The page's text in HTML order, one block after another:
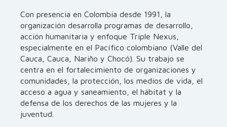
Con presencia en Colombia desde 1991, la
organización desarrolla programas de desarrollo,
acción humanitaria y enfoque Triple Nexus,
especialmente en el Pacífico colombiano (Valle del
Cauca, Cauca, Nariño y Chocó). Su trabajo se
centra en el fortalecimiento de organizaciones y
comunidades, la protección, los medios de vida, el
acceso a agua y saneamiento, el hábitat y la
defensa de los derechos de las mujeres y la
juventud.